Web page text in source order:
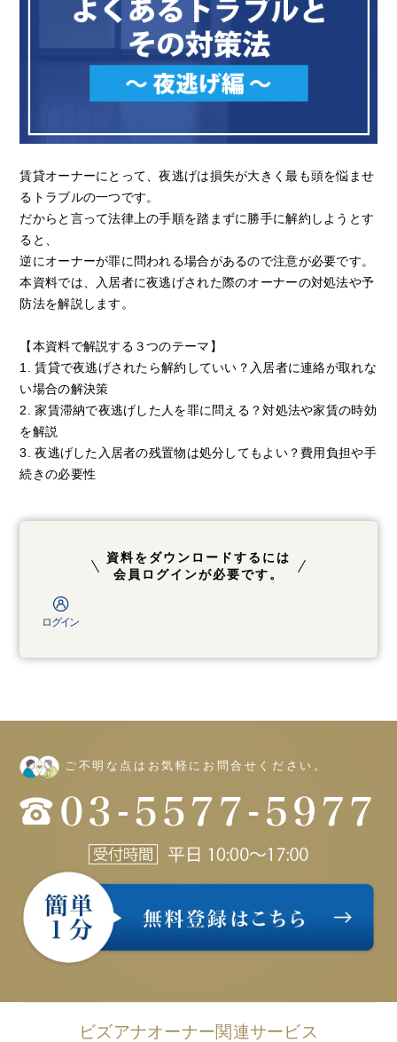
賃貸オーナーにとって、夜逃げは損失が大きく最も頭を悩ませ
るトラブルの一つです。
だからと言って法律上の手順を踏まずに勝手に解約しようとす
ると、
逆にオーナーが罪に問われる場合があるので注意が必要です。
本資料では、入居者に夜逃げされた際のオーナーの対処法や予
防法を解説します。
【本資料で解説する３つのテーマ】
1. 賃貸で夜逃げされたら解約していい？入居者に連絡が取れな
い場合の解決策
2. 家賃滞納で夜逃げした人を罪に問える？対処法や家賃の時効
を解説
3. 夜逃げした入居者の残置物は処分してもよい？費用負担や手
続きの必要性
資料をダウンロードするには
会員ログインが必要です。
ご不明な点はお気軽にお問合せください。
ビズアナオーナー関連サービス